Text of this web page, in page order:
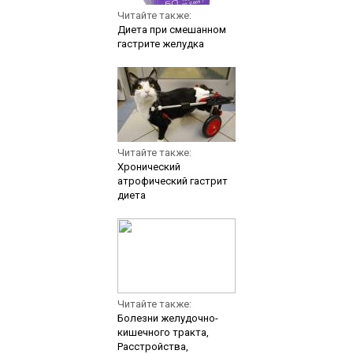
Читайте также:
Диета при смешанном
гастрите желудка
Читайте также:
Хронический
атрофический гастрит
диета
Читайте также:
Болезни желудочно-
кишечного тракта,
Расстройства,